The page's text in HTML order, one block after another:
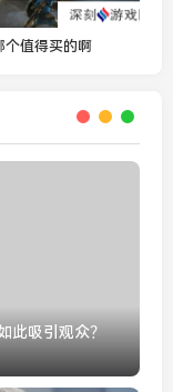
个值得买的啊
此吸引观众？